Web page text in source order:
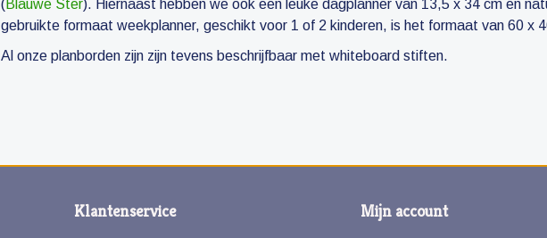
(Blauwe Ster). Hiernaast hebben we ook een leuke dagplanner van 13,5 x 34 cm en
gebruikte formaat weekplanner, geschikt voor 1 of 2 kinderen, is het formaat van 60 x
Al onze planborden zijn zijn tevens beschrijfbaar met whiteboard stiften.
Klantenservice Mijn account